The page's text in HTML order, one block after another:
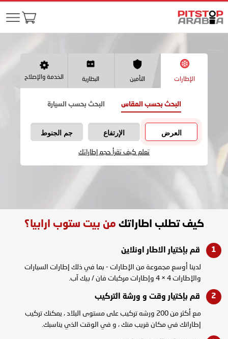
الإطارات التأمين البطارية الخدمة والإصلاح
البحث بحسب المقاس البحث بحسب السيارة
العرض الإرتفاع جم الجنوط
تعلم كيف تقرأ حجم إطاراتك
كيف تطلب اطاراتك من بيت ستوب ارابيا؟
قم بإختيار الاطار اونلاين
لدينا أوسع مجموعة من الإطارات - بما في ذلك إطارات السيارات
والإطارات 4 × 4 وإطارات مركبات فان / بيك آب.
قم بإختيار وقت و ورشة التركيب
مع أكثر من 200 ورشه تركيب على مستوى البلاد ، يمكنك تركيب
إطاراتك في مكان قريب منك ، و في الوقت الذي يناسبك.